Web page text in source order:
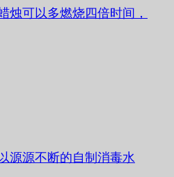
烛可以多燃烧四倍时间，
源源不断的自制消毒水